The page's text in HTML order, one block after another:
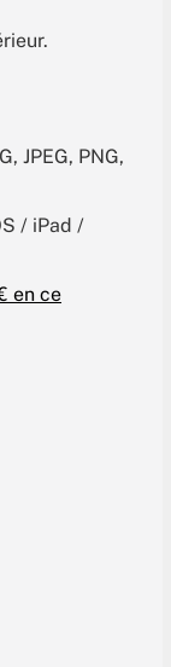
JPEG, PNG,
/ iPad /
en ce